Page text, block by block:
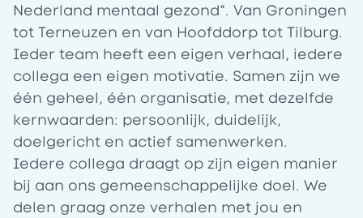
Nederland mentaal gezond”. Van Groningen
tot Terneuzen en van Hoofddorp tot Tilburg.
Ieder team heeft een eigen verhaal, iedere
collega een eigen motivatie. Samen zijn we
één geheel, één organisatie, met dezelfde
kernwaarden: persoonlijk, duidelijk,
doelgericht en actief samenwerken.
Iedere collega draagt op zijn eigen manier
bij aan ons gemeenschappelijke doel. We
delen graag onze verhalen met jou en